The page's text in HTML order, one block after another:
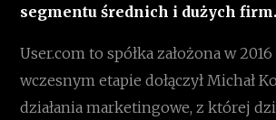
segmentu średnich i dużych firm.
User.com to spółka założona w
wczesnym etapie dołączył Michał
działania marketingowe, z której